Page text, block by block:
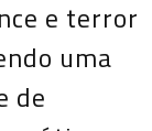
e terror
uma
de